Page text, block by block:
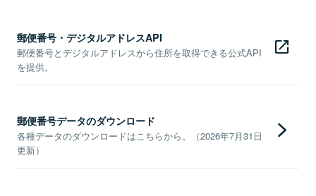
郵便番号・デジタルアドレスAPI
郵便番号とデジタルアドレスから住所を取得できる公式API
を提供。
郵便番号データのダウンロード
各種データのダウンロードはこちらから。（2026年7月31日
更新）